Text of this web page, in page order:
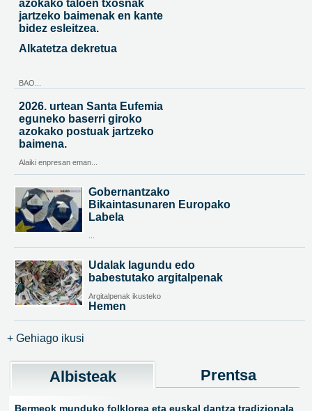
azokako taloen txosnak
jartzeko baimenak en kante
bidez esleitzea.
Alkatetza dekretua
BAO...
2026. urtean Santa Eufemia
eguneko baserri giroko
azokako postuak jartzeko
baimena.
Alaiki enpresan eman...
Gobernantzako
Bikaintasunaren Europako
Labela
Udalak lagundu edo
babestutako argitalpenak
Argitalpenak ikusteko
Hemen
+ Gehiago ikusi
Albisteak Prentsa
Bermeok munduko folklorea eta euskal dantza tradizionala